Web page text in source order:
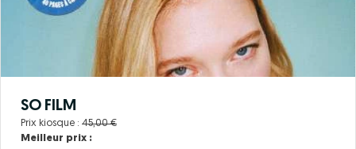
SO FILM
Prix kiosque : 45,00 €
Meilleur prix :